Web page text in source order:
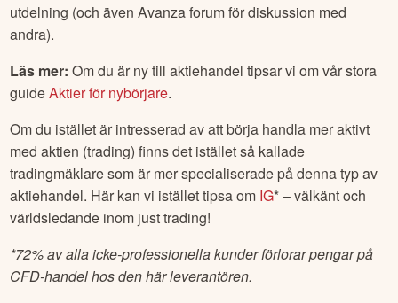
utdelning (och även Avanza forum för diskussion med
andra).
Läs mer: Om du är ny till aktiehandel tipsar vi om vår stora
guideAktier för nybörjare.
Om du istället är intresserad av att börja handla mer aktivt
med aktien (trading) finns det istället så kallade
tradingmäklare som är mer specialiserade på denna typ av
aktiehandel. Här kan vi istället tipsa om IG* – välkänt och
världsledande inom just trading!
*72% av alla icke-professionella kunder förlorar pengar på
CFD-handel hos den här leverantören.